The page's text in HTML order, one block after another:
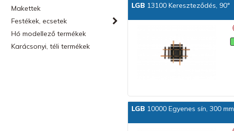
Makettek
Festékek, ecsetek
Hó modellező termékek
Karácsonyi, téli termékek
LGB 13100 Kereszteződés, 90°
LGB 10000 Egyenes sín, 300 mm